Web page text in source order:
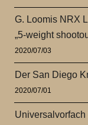
G. Loomis NRX
„5-weight
2020/07/03
Der San Diego
2020/07/01
Universalvorfach